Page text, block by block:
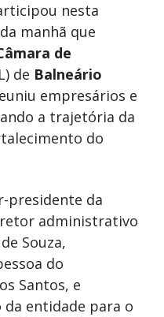
nesta
manhã que
de
de Balneário
empresários e
a trajetória da
do
presidente da
administrativo
Souza,
do
Santos, e
entidade para o